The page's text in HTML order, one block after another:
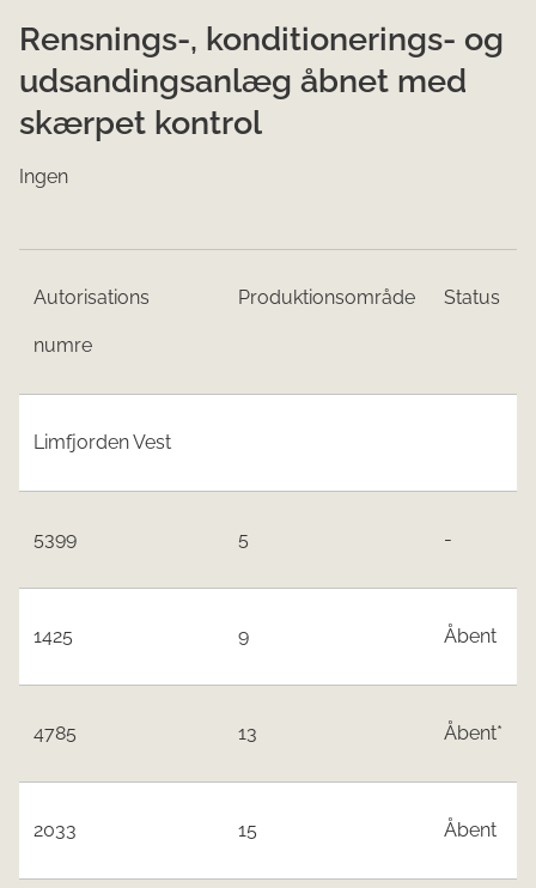
Rensnings-, konditionerings- og
udsandingsanlæg åbnet med
skærpet kontrol
Ingen
Autorisations
numre
Produktionsområde Status
Limfjorden Vest
5399 5 -
1425 9 Åbent
4785 13 Åbent*
2033 15 Åbent